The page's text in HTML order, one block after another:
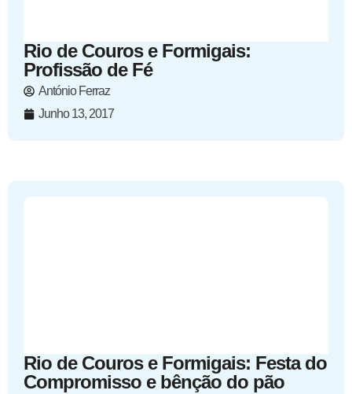
Rio de Couros e Formigais:
Profissão de Fé
António Ferraz
Junho 13, 2017
Rio de Couros e Formigais: Festa do
Compromisso e bênção do pão